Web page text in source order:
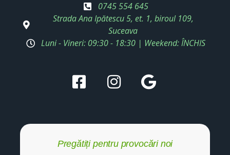
0745 554 645
Strada Ana Ipătescu 5, et. 1, biroul 109,
Suceava
Luni - Vineri: 09:30 - 18:30 | Weekend: ÎNCHIS
Pregătiți pentru provocări noi